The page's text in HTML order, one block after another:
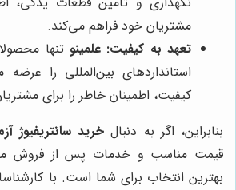
مشتریان خود فراهم می‌کند.
تعهد به کیفیت: علمینو تنها
استانداردهای بین‌المللی را
کیفیت، اطمینان خاطر را برای
بنابراین، اگر به دنبال خرید سانتریفیوژ
قیمت مناسب و خدمات پس از فروش
بهترین انتخاب برای شما است. با